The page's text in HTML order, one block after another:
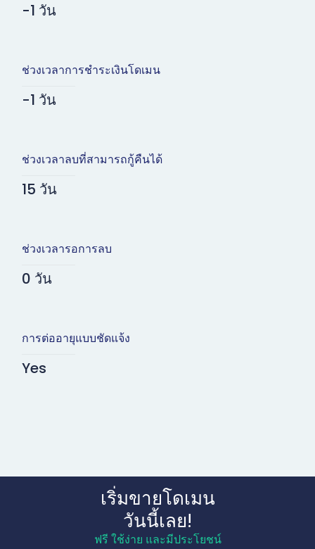
-1 วัน
ช่วงเวลาการชำระเงินโดเมน
-1 วัน
ช่วงเวลาลบที่สามารถกู้คืนได้
15 วัน
ช่วงเวลารอการลบ
0 วัน
การต่ออายุแบบชัดแจ้ง
Yes
เริ่มขายโดเมน
วันนี้เลย!
ฟรี ใช้ง่าย และมีประโยชน์